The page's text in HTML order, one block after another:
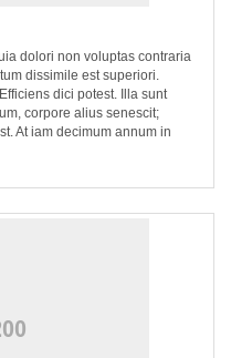
dolori non voluptas contraria
dissimile est superiori.
dici potest. Illa sunt
corpore alius senescit;
At iam decimum annum in